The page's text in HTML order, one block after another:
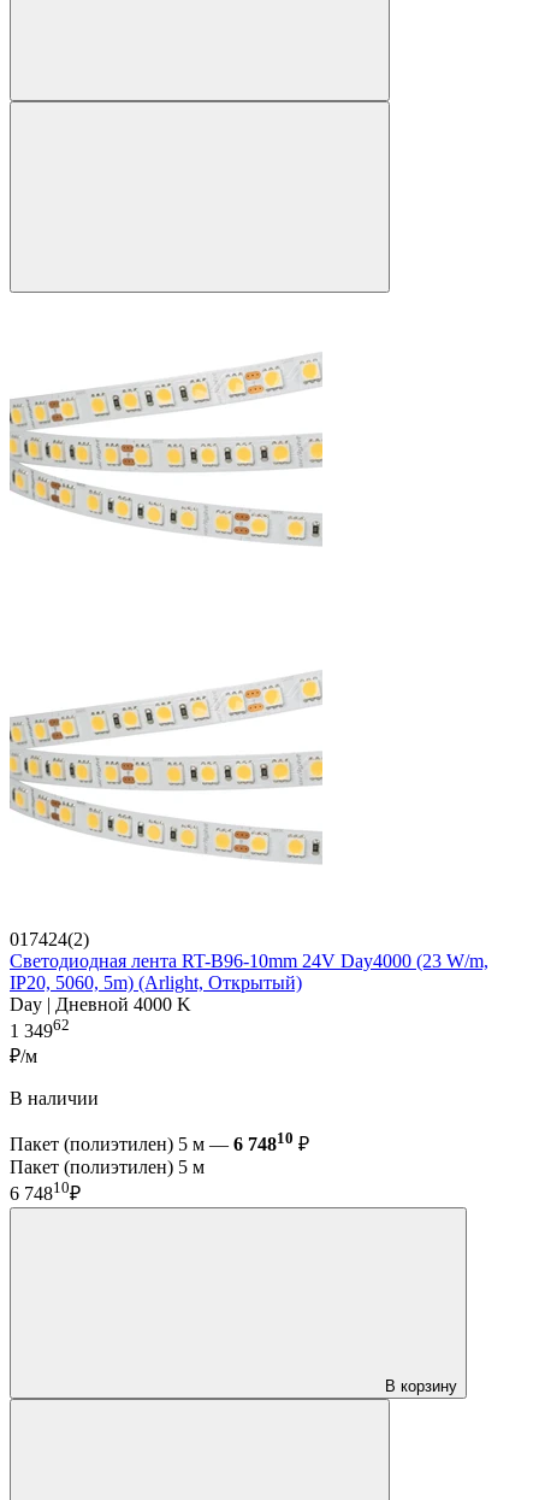
017424(2)
Светодиодная лента RT-B96-10mm 24V Day4000 (23 W/m,
IP20, 5060, 5m) (Arlight, Открытый)
Day | Дневной 4000 K
1 34962
₽/м
В наличии
Пакет (полиэтилен) 5 м — 6 74810 ₽
Пакет (полиэтилен) 5 м
6 74810₽
В корзину